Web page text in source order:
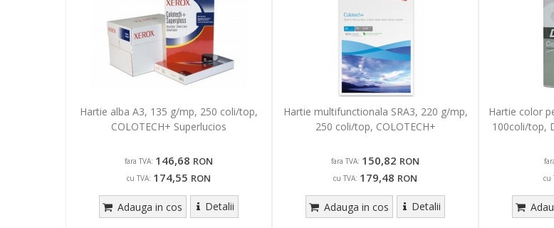
Hartie alba A3, 135 g/mp, 250 coli/top,
COLOTECH+ Superlucios
fara TVA: 146,68 RON
cu TVA: 174,55 RON
Adauga in cos Detalii
Hartie multifunctionala SRA3, 220 g/mp,
250 coli/top, COLOTECH+
fara TVA: 150,82 RON
cu TVA: 179,48 RON
Adauga in cos Detalii
Hartie color
100coli/top,
cu